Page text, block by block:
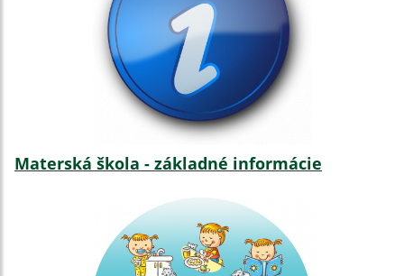
Materská škola - základné informácie